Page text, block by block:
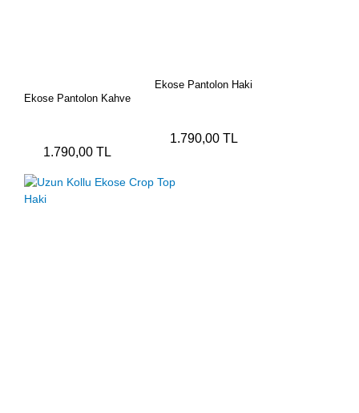
Ekose Pantolon Kahve
1.790,00 TL
Ekose Pantolon Haki
1.790,00 TL